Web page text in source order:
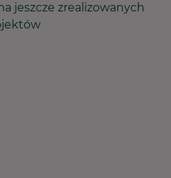
jeszcze zrealizowanych